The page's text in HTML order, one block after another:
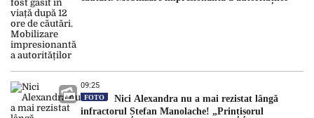
09:25
FOTO
Nici Alexandra nu a mai rezistat lângă
infractorul Ștefan Manolache! „Prințișorul